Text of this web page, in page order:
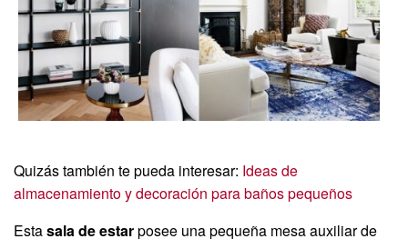
Quizás también te pueda interesar: Ideas de
almacenamiento y decoración para baños pequeños
Estasala de estarposee una pequeña mesa auxiliar de